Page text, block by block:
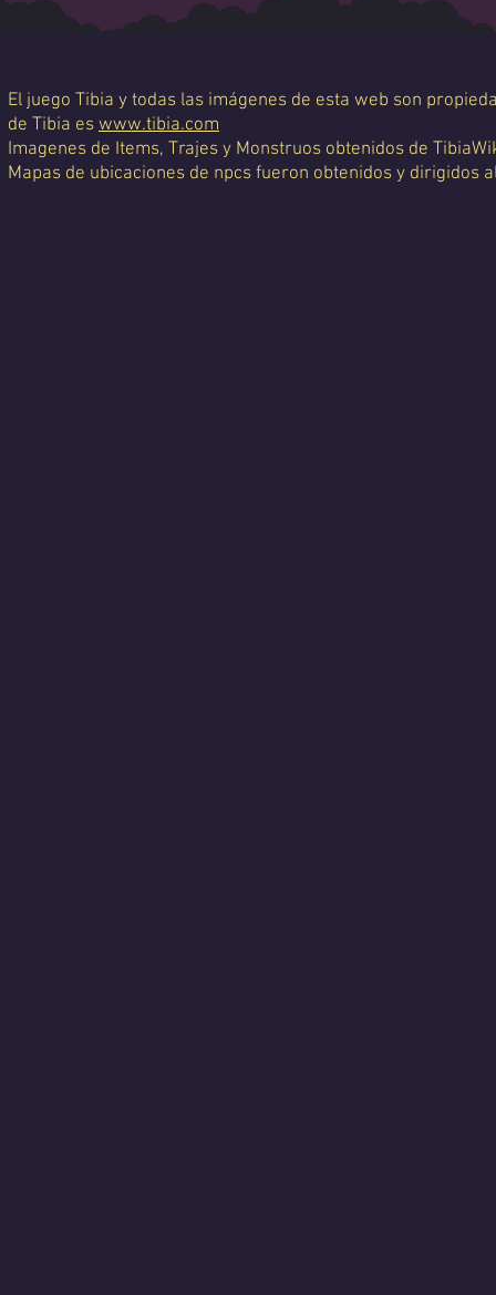
El juego Tibia y todas las imágenes de esta web son
de Tibia es www.tibia.com
Imagenes de Items, Trajes y Monstruos obtenidos de
Mapas de ubicaciones de npcs fueron obtenidos y dirigidos